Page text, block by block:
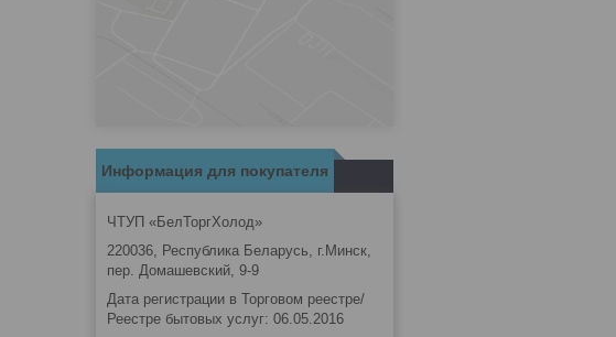
Информация для покупателя
ЧТУП «БелТоргХолод»
220036, Республика Беларусь, г.Минск,
пер. Домашевский, 9-9
Дата регистрации в Торговом реестре/
Реестре бытовых услуг: 06.05.2016